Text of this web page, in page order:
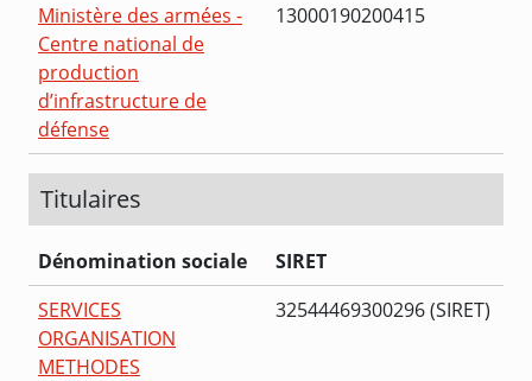
Ministère des armées -
Centre national de
production
d’infrastructure de
défense
13000190200415
Titulaires
Dénomination sociale
SIRET
SERVICES
ORGANISATION
METHODES
32544469300296 (SIRET)